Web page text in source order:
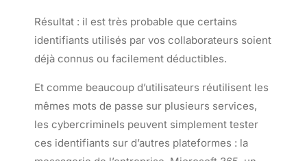
Résultat : il est très probable que certains
identifiants utilisés par vos collaborateurs soient
déjà connus ou facilement déductibles.
Et comme beaucoup d’utilisateurs réutilisent les
mêmes mots de passe sur plusieurs services,
les cybercriminels peuvent simplement tester
ces identifiants sur d’autres plateformes : la